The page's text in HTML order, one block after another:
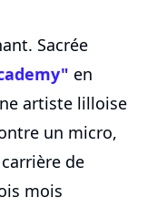
Sacrée
en
artiste lilloise
un micro,
de
mois